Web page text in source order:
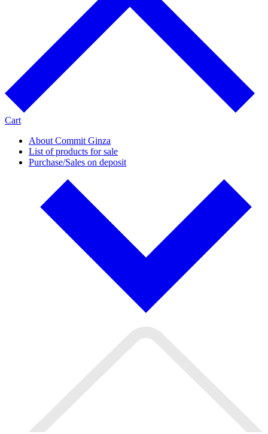
Cart
About Commit Ginza
List of products for sale
Purchase/Sales on deposit